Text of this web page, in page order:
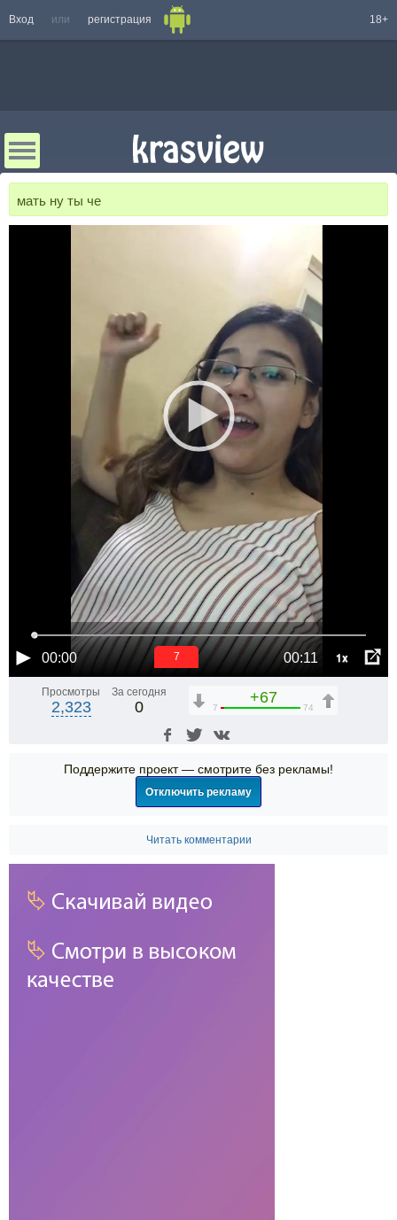
Вход или регистрация 18+
мать ну ты че
00:00 00:11 1x
6
Просмотры
2,323
За сегодня
0
+67
7 74
Поддержите проект — смотрите без рекламы!
Отключить рекламу
Читать комментарии